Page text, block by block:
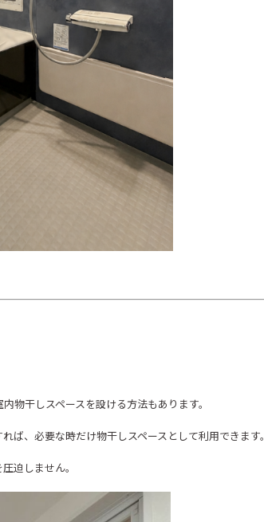
物干しスペースを設ける方法もあります。
ば、必要な時だけ物干しスペースとして利用できます。
迫しません。